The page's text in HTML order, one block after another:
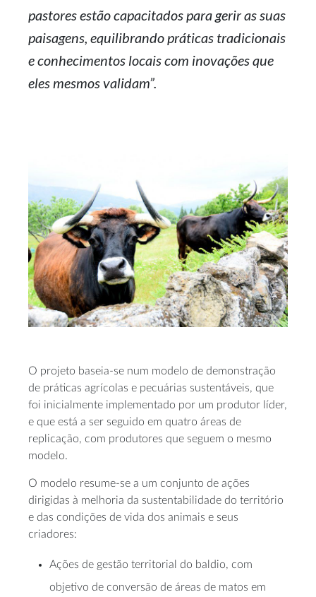
pastores estão capacitados para gerir as suas
paisagens, equilibrando práticas tradicionais
e conhecimentos locais com inovações que
eles mesmos validam”.
O projeto baseia-se num modelo de demonstração
de práticas agrícolas e pecuárias sustentáveis, que
foi inicialmente implementado por um produtor líder,
e que está a ser seguido em quatro áreas de
replicação, com produtores que seguem o mesmo
modelo.
O modelo resume-se a um conjunto de ações
dirigidas à melhoria da sustentabilidade do território
e das condições de vida dos animais e seus
criadores:
Ações de gestão territorial do baldio, com
objetivo de conversão de áreas de matos em